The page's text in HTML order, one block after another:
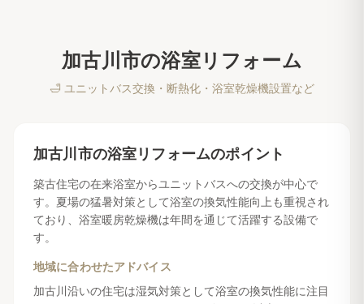
加古川市の浴室リフォーム
🛁 ユニットバス交換・断熱化・浴室乾燥機設置など
加古川市の浴室リフォームのポイント
築古住宅の在来浴室からユニットバスへの交換が中心で
す。夏場の猛暑対策として浴室の換気性能向上も重視され
ており、浴室暖房乾燥機は年間を通じて活躍する設備で
す。
地域に合わせたアドバイス
加古川沿いの住宅は湿気対策として浴室の換気性能に注目